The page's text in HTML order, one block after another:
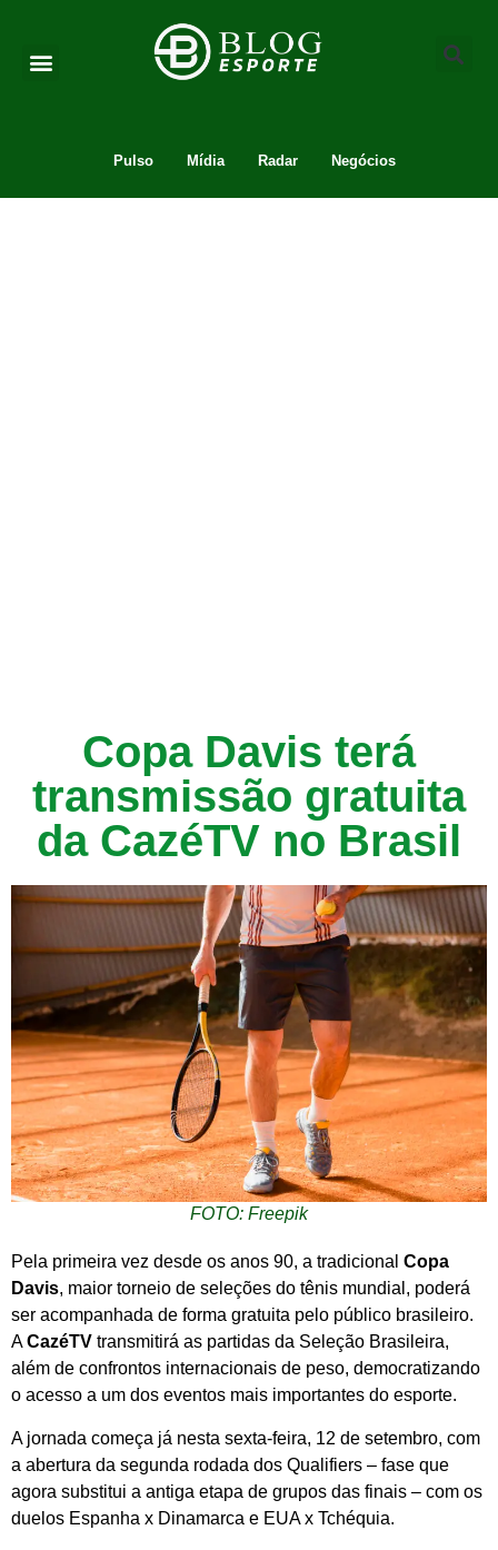
Pulso Mídia Radar Negócios
Copa Davis terá
transmissão gratuita
da CazéTV no Brasil
FOTO: Freepik
Pela primeira vez desde os anos 90, a tradicional Copa
Davis, maior torneio de seleções do tênis mundial, poderá
ser acompanhada de forma gratuita pelo público brasileiro.
ACazéTV transmitirá as partidas da Seleção Brasileira,
além de confrontos internacionais de peso, democratizando
o acesso a um dos eventos mais importantes do esporte.
A jornada começa já nesta sexta-feira, 12 de setembro, com
a abertura da segunda rodada dos Qualifiers – fase que
agora substitui a antiga etapa de grupos das finais – com os
duelos Espanha x Dinamarca e EUA x Tchéquia.